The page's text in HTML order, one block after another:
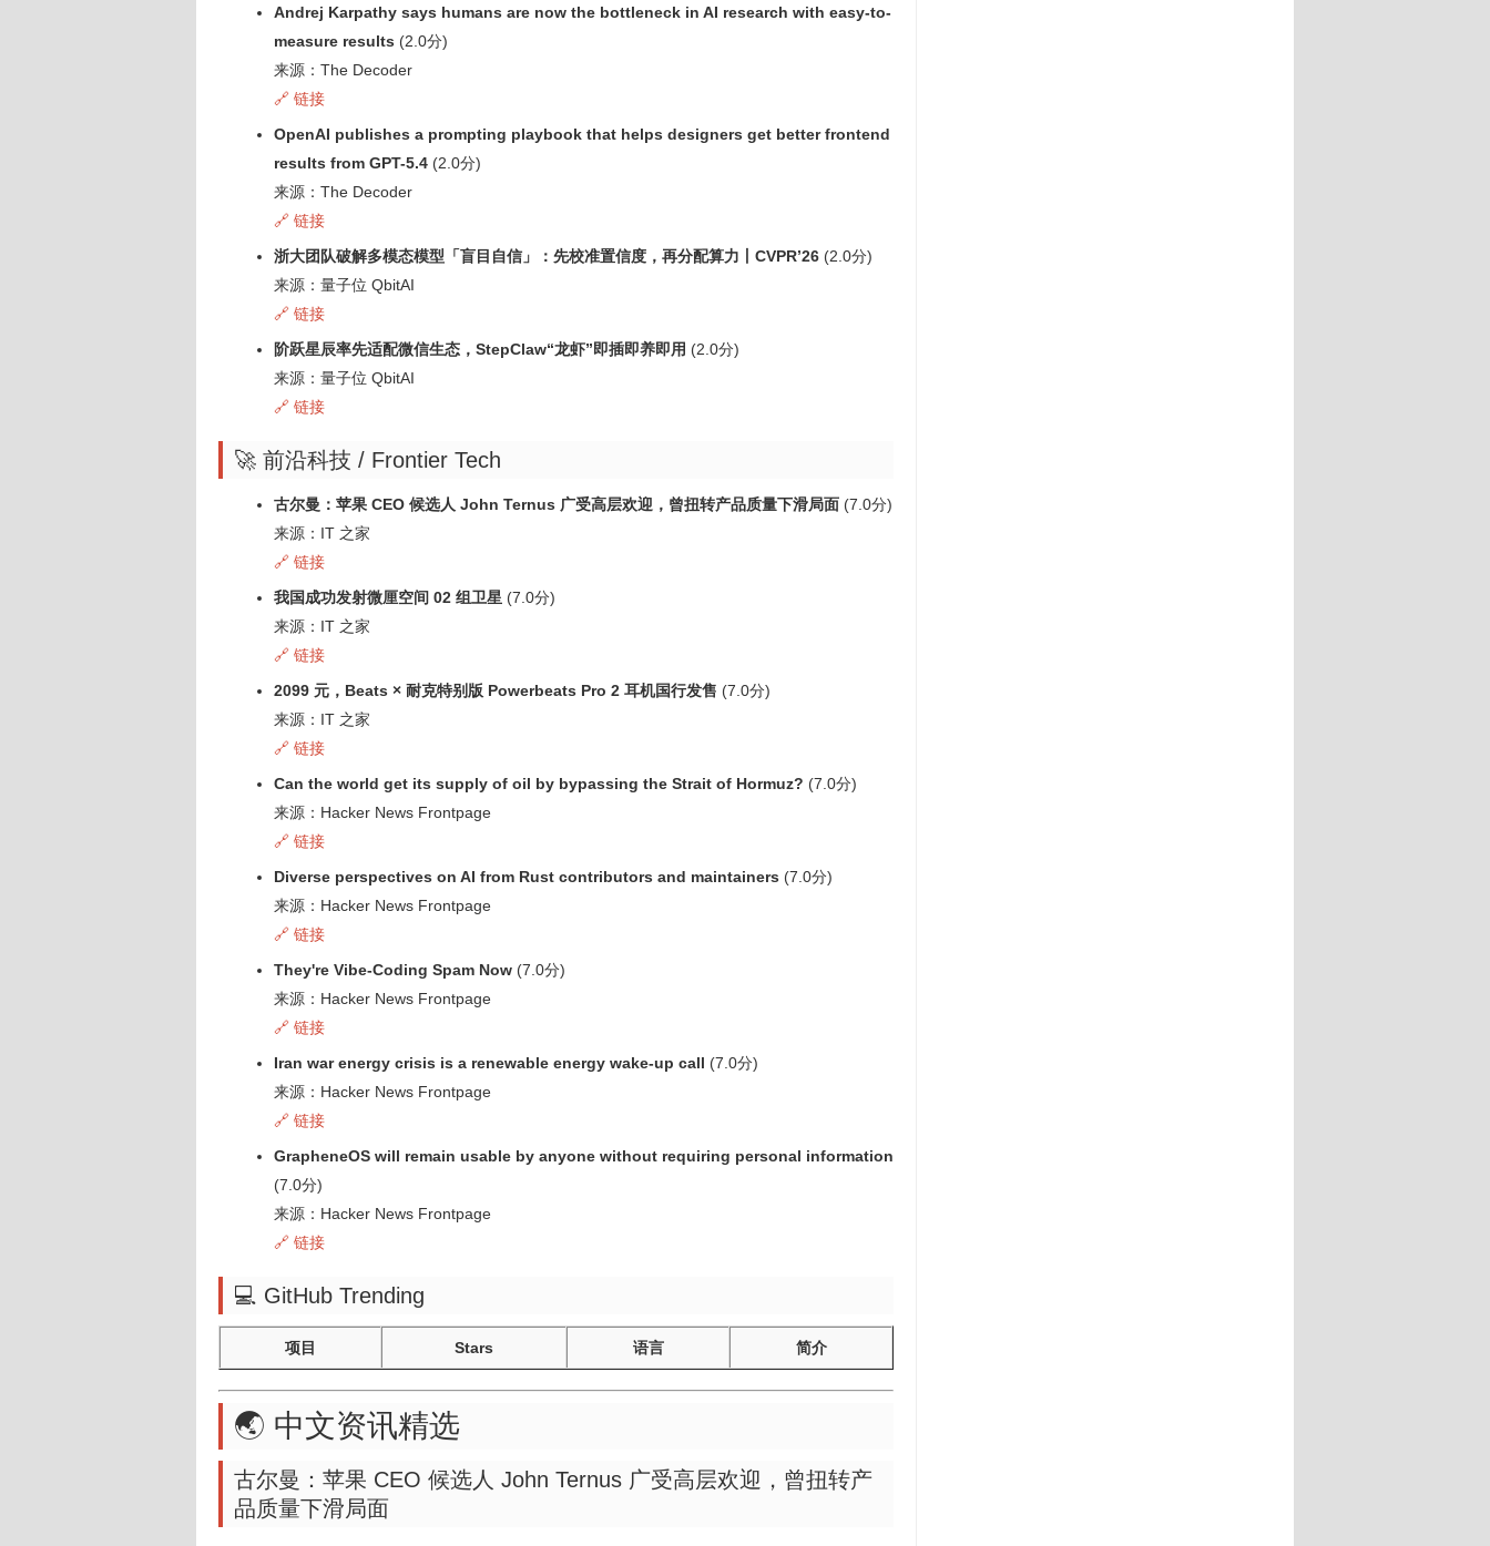
Andrej Karpathy says humans are now the bottleneck in AI research with easy-to-
measure results (2.0分)
来源：The Decoder
🔗 链接
OpenAI publishes a prompting playbook that helps designers get better frontend
results from GPT-5.4 (2.0分)
来源：The Decoder
🔗 链接
浙大团队破解多模态模型「盲目自信」：先校准置信度，再分配算力丨CVPR’26 (2.0分)
来源：量子位 QbitAI
🔗 链接
阶跃星辰率先适配微信生态，StepClaw“龙虾”即插即养即用 (2.0分)
来源：量子位 QbitAI
🔗 链接
🚀 前沿科技 / Frontier Tech
古尔曼：苹果 CEO 候选人 John Ternus 广受高层欢迎，曾扭转产品质量下滑局面 (7.0分)
来源：IT 之家
🔗 链接
我国成功发射微厘空间 02 组卫星 (7.0分)
来源：IT 之家
🔗 链接
2099 元，Beats × 耐克特别版 Powerbeats Pro 2 耳机国行发售 (7.0分)
来源：IT 之家
🔗 链接
Can the world get its supply of oil by bypassing the Strait of Hormuz? (7.0分)
来源：Hacker News Frontpage
🔗 链接
Diverse perspectives on AI from Rust contributors and maintainers (7.0分)
来源：Hacker News Frontpage
🔗 链接
They're Vibe-Coding Spam Now (7.0分)
来源：Hacker News Frontpage
🔗 链接
Iran war energy crisis is a renewable energy wake-up call (7.0分)
来源：Hacker News Frontpage
🔗 链接
GrapheneOS will remain usable by anyone without requiring personal information
(7.0分)
来源：Hacker News Frontpage
🔗 链接
💻 GitHub Trending
项目 Stars 语言 简介
🌏 中文资讯精选
古尔曼：苹果 CEO 候选人 John Ternus 广受高层欢迎，曾扭转产
品质量下滑局面